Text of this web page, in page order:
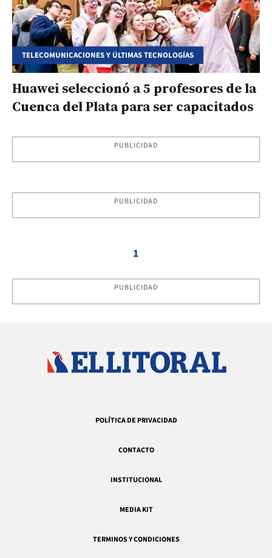
TELECOMUNICACIONES Y ÚLTIMAS TECNOLOGÍAS
Huawei seleccionó a 5 profesores de la
Cuenca del Plata para ser capacitados
PUBLICIDAD
PUBLICIDAD
1
PUBLICIDAD
POLÍTICA DE PRIVACIDAD
CONTACTO
INSTITUCIONAL
MEDIA KIT
TERMINOS Y CONDICIONES